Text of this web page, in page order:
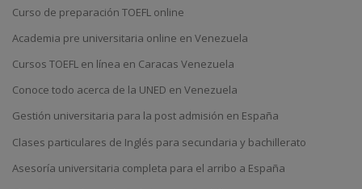
Curso de preparación TOEFL online
Academia pre universitaria online en Venezuela
Cursos TOEFL en línea en Caracas Venezuela
Conoce todo acerca de la UNED en Venezuela
Gestión universitaria para la post admisión en España
Clases particulares de Inglés para secundaria y bachillerato
Asesoría universitaria completa para el arribo a España